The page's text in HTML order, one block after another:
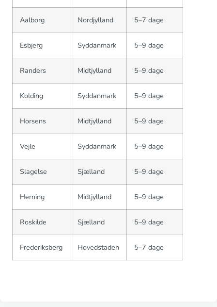
Aalborg Nordjylland 5–7 dage
Esbjerg Syddanmark 5–9 dage
Randers Midtjylland 5–9 dage
Kolding Syddanmark 5–9 dage
Horsens Midtjylland 5–9 dage
Vejle Syddanmark 5–9 dage
Slagelse Sjælland 5–9 dage
Herning Midtjylland 5–9 dage
Roskilde Sjælland 5–9 dage
Frederiksberg Hovedstaden 5–7 dage